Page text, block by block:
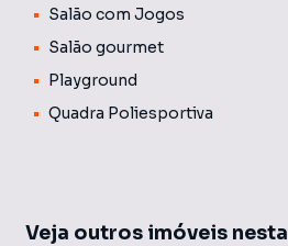
Salão com Jogos
Salão gourmet
Playground
Quadra Poliesportiva
Veja outros imóveis